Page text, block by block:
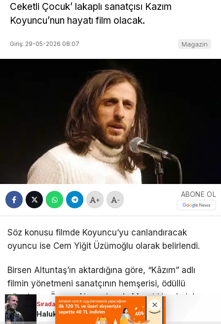
Sıradaki Haber
Haluk Levent’e Şok Ceza! 70 Milyon TL’lik Karşılıksız Çek Davasında Karar Çıktı: Hapis Yolu mu Görünüyor?
Sıradaki Haber
Kazım Koyuncu’nun hayatı film oluyor!
Ceketli Çocuk’ lakaplı sanatçısı Kazım
Koyuncu’nun hayatı film olacak.
Giriş: 29-05-2026 08:07 Magazin
+ -
ABONE OL
Söz konusu filmde Koyuncu’yu canlandıracak
oyuncu ise Cem Yiğit Üzümoğlu olarak belirlendi.
Birsen Altuntaş’ın aktardığına göre, “Kâzım” adlı
filmin yönetmeni sanatçının hemşerisi, ödüllü
yönetmen Özcan Alper olacak. Murat Uyurkulak,
Erman Bostan ve Özcan Alper ise yazım ekibinde
Sıradaki Haber
Haluk Levent yoğun bakıma alındı